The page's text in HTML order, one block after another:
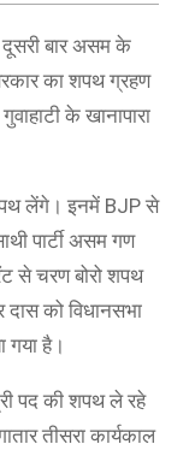
दूसरी बार असम के
का शपथ ग्रहण
के खानापारा
लेंगे। इनमें BJP से
पार्टी असम गण
से चरण बोरो शपथ
को विधानसभा
गया है।
पद की शपथ ले रहे
तीसरा कार्यकाल